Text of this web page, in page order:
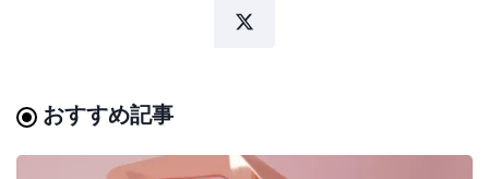
おすすめ記事